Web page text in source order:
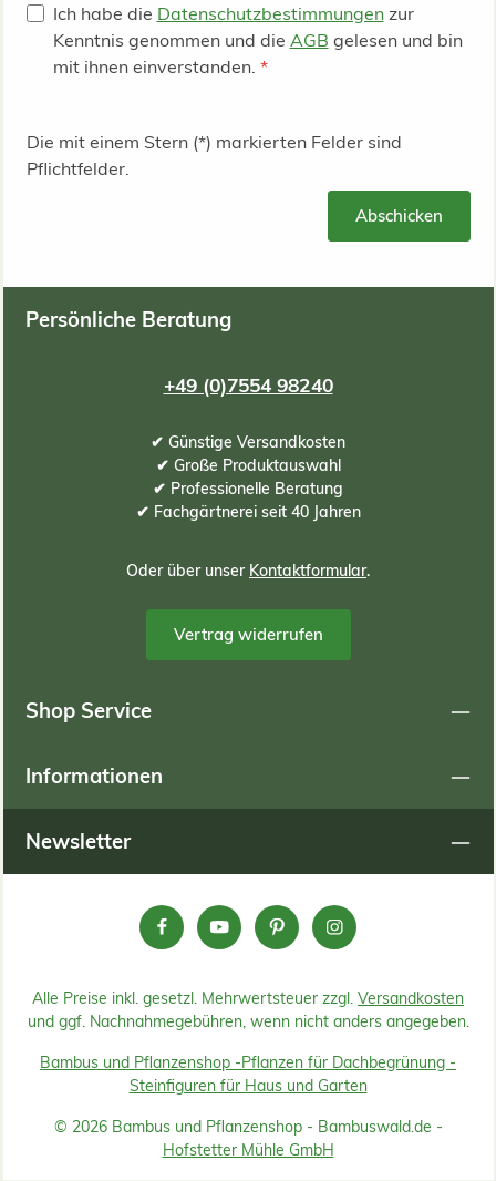
Ich habe die Datenschutzbestimmungenzur
Kenntnis genommen und die AGB gelesen und bin
mit ihnen einverstanden. *
Die mit einem Stern (*) markierten Felder sind
Pflichtfelder.
Abschicken
Persönliche Beratung
+49 (0)7554 98240
✔ Günstige Versandkosten
✔ Große Produktauswahl
✔ Professionelle Beratung
✔ Fachgärtnerei seit 40 Jahren
Oder über unser Kontaktformular.
Vertrag widerrufen
Shop Service
Informationen
Newsletter
Alle Preise inkl. gesetzl. Mehrwertsteuer zzgl. Versandkosten
und ggf. Nachnahmegebühren, wenn nicht anders angegeben.
© 2026 Bambus und Pflanzenshop - Bambuswald.de -
Hofstetter Mühle GmbH
Bambus und Pflanzenshop -Pflanzen für Dachbegrünung -
Steinfiguren für Haus und Garten